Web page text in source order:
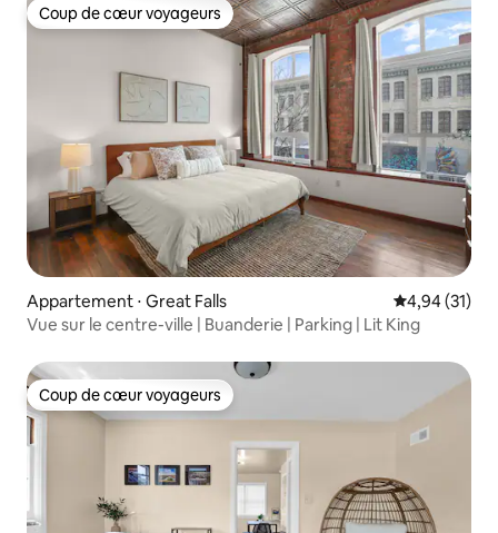
Coup de cœur voyageurs
Coup de cœur voyageurs
Appartement ⋅ Great Falls Évaluation
4,94 (31)
Vue sur le centre-ville | Buanderie | Parking | Lit King
Coup de cœur voyageurs
Coup de cœur voyageurs